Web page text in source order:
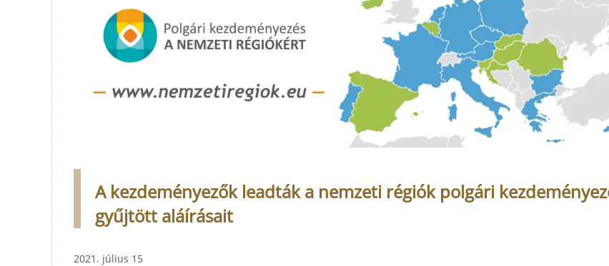
A kezdeményezők leadták a nemzeti régiók polgári
gyűjtött aláírásait
2021. július 15